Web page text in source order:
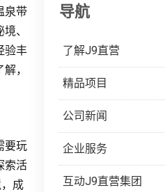
泉带
、
验丰
，
要玩
索活
成
导航
了解J9直营
精品项目
公司新闻
企业服务
互动J9直营集团